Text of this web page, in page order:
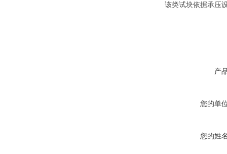
该类试块依据承压
产
您的单
您的姓